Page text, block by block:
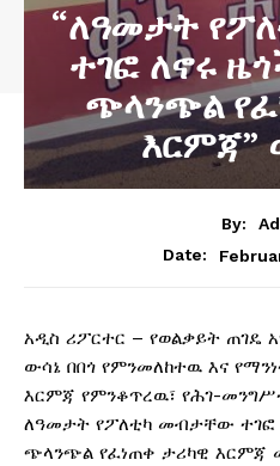
“ለዓመታት
ተገፎ ለኖሩ
ጭላንጭል
እርምጃ”
By:
Date:
አዲስ ሪፖርተር – የወልቃይት ጠገዴ
ውሳኔ በበጎ የምንመለከተዉ እና
እርምጃ የምንቆጥረዉ፣ የሕገ-
ለዓመታት የፖለቲካ መብታቸው ተገፎ
ጭላንጭል የፈነጠቀ ታሪካዊ እርምጃ